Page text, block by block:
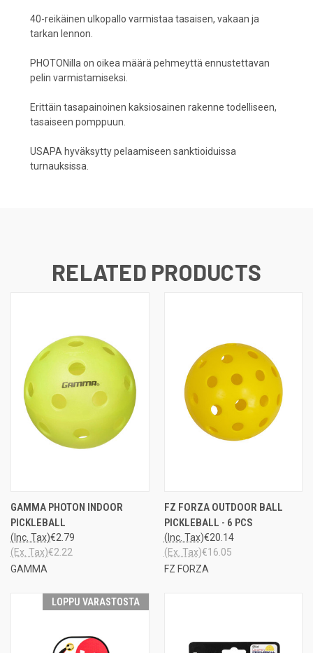
40-reikäinen ulkopallo varmistaa tasaisen, vakaan ja
tarkan lennon.
PHOTONilla on oikea määrä pehmeyttä ennustettavan
pelin varmistamiseksi.
Erittäin tasapainoinen kaksiosainen rakenne todelliseen,
tasaiseen pomppuun.
USAPA hyväksytty pelaamiseen sanktioiduissa
turnauksissa.
RELATED PRODUCTS
GAMMA PHOTON INDOOR
PICKLEBALL
€2.79
(Inc. Tax)
€2.22
(Ex. Tax)
GAMMA
FZ FORZA OUTDOOR BALL
PICKLEBALL - 6 PCS
€20.14
(Inc. Tax)
€16.05
(Ex. Tax)
FZ FORZA
LOPPU VARASTOSTA